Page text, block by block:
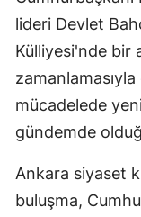
lideri Devlet
Külliyesi'nde bir
mücadelede
gündemde
Ankara siyaset
buluşma,